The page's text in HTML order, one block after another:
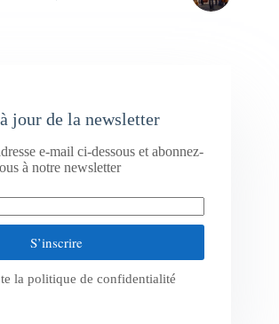
jour de la newsletter
e-mail ci-dessous et abonnez-
à notre newsletter
S’inscrire
la politique de confidentialité